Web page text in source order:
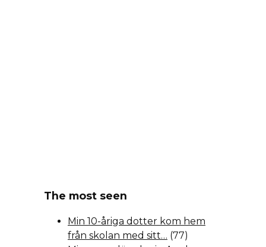
The most seen
Min 10-åriga dotter kom hem
från skolan med sitt… (77)